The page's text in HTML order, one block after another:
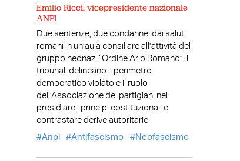
Emilio Ricci, vicepresidente nazionale
ANPI
Due sentenze, due condanne: dai saluti
romani in un’aula consiliare all’attività del
gruppo neonazi “Ordine Ario Romano”, i
tribunali delineano il perimetro
democratico violato e il ruolo
dell’Associazione dei partigiani nel
presidiare i principi costituzionali e
contrastare derive autoritarie
Anpi
Antifascismo Neofascismo